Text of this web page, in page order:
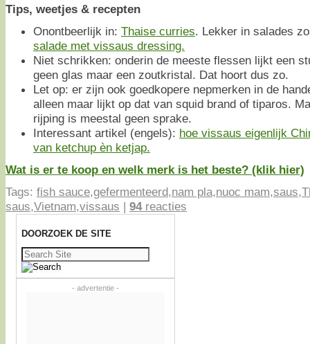
Tips, weetjes & recepten
Onontbeerlijk in: Thaise curries. Lekker in salades
salade met vissaus dressing.
Niet schrikken: onderin de meeste flessen lijkt een
geen glas maar een zoutkristal. Dat hoort dus zo.
Let op: er zijn ook goedkopere nepmerken in de
alleen maar lijkt op dat van squid brand of tiparos.
rijping is meestal geen sprake.
Interessant artikel (engels): hoe vissaus eigenlijk
van ketchup èn ketjap.
Wat is er te koop en welk merk is het beste? (klik hier)
Tags: fish sauce,gefermenteerd,nam pla,nuoc mam,saus,
saus,Vietnam,vissaus | 94reacties
DOORZOEK DE SITE
Zoeken
naar:
- advertentie -